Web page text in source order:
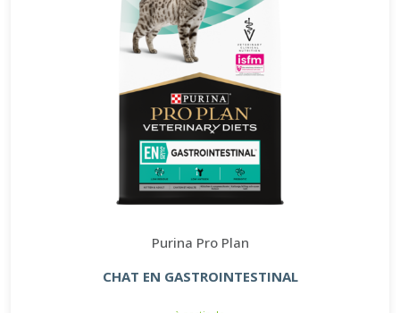
Purina Pro Plan
CHAT EN GASTROINTESTINAL